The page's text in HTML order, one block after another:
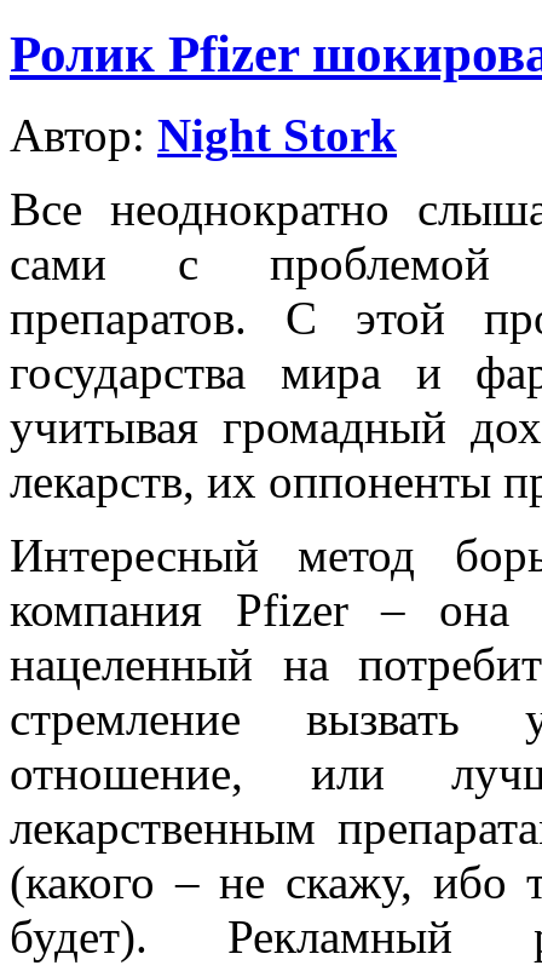
Ролик Pfizer
Автор: Night Stork
Все неоднократно
сами с проблемой
препаратов. С этой
государства мира и
учитывая громадный
лекарств, их оппоненты
Интересный метод
компания Pfizer – она
нацеленный на
стремление вызвать
отношение, или
лекарственным
(какого – не скажу, ибо
будет). Рекламный